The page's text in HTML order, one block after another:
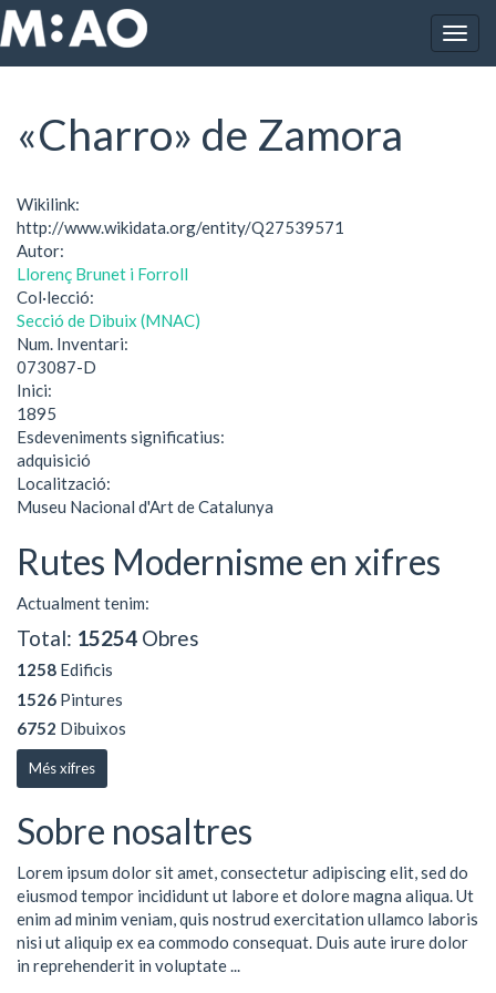
Vés al contingut
Inici «Charro» de Zamora
«Charro» de Zamora
Wikilink:
http://www.wikidata.org/entity/Q27539571
Autor:
Llorenç Brunet i Forroll
Col·lecció:
Secció de Dibuix (MNAC)
Num. Inventari:
073087-D
Inici:
1895
Esdeveniments significatius:
adquisició
Localització:
Museu Nacional d'Art de Catalunya
Rutes Modernisme en xifres
Actualment tenim:
Total: 15254 Obres
1258 Edificis
1526 Pintures
6752 Dibuixos
Més xifres
Sobre nosaltres
Lorem ipsum dolor sit amet, consectetur adipiscing elit, sed do
eiusmod tempor incididunt ut labore et dolore magna aliqua. Ut
enim ad minim veniam, quis nostrud exercitation ullamco laboris
nisi ut aliquip ex ea commodo consequat. Duis aute irure dolor
in reprehenderit in voluptate ...